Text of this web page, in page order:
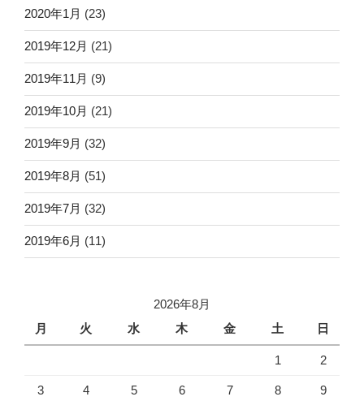
2020年1月 (23)
2019年12月 (21)
2019年11月 (9)
2019年10月 (21)
2019年9月 (32)
2019年8月 (51)
2019年7月 (32)
2019年6月 (11)
2026年8月
月
火 水 木 金 土 日
1 2
3 4 5 6 7 8 9